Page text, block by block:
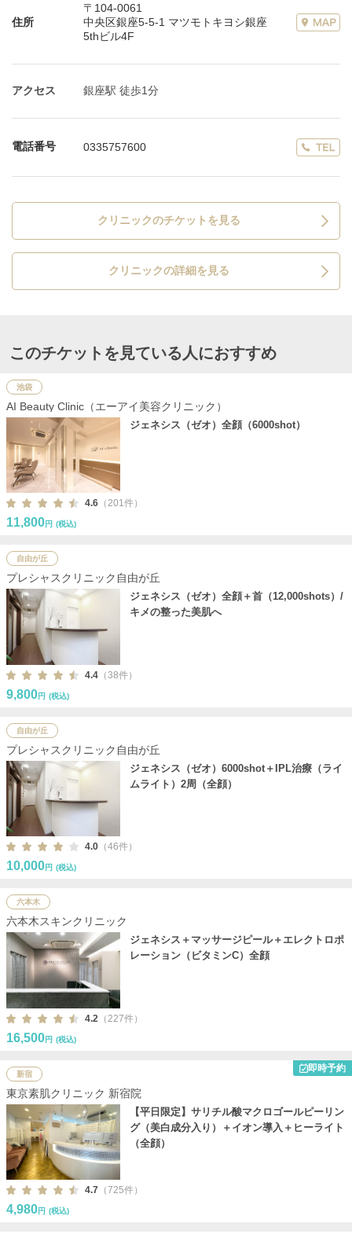
住所
〒104-0061
中央区銀座5-5-1 マツモトキヨシ銀座
5thビル4F
アクセス 銀座駅 徒歩1分
電話番号 0335757600
クリニックのチケットを見る
クリニックの詳細を見る
このチケットを見ている人におすすめ
池袋
AI Beauty Clinic（エーアイ美容クリニック）
ジェネシス（ゼオ）全顔（6000shot）
4.6 （201件）
11,800円 (税込)
自由が丘
プレシャスクリニック自由が丘
ジェネシス（ゼオ）全顔＋首（12,000shots）/
キメの整った美肌へ
4.4 （38件）
9,800円 (税込)
自由が丘
プレシャスクリニック自由が丘
ジェネシス（ゼオ）6000shot＋IPL治療（ライ
ムライト）2周（全顔）
4.0 （46件）
10,000円 (税込)
六本木
六本木スキンクリニック
ジェネシス＋マッサージピール＋エレクトロポ
レーション（ビタミンC）全顔
4.2 （227件）
16,500円 (税込)
新宿
即時予約
東京素肌クリニック 新宿院
【平日限定】サリチル酸マクロゴールピーリン
グ（美白成分入り）＋イオン導入＋ヒーライト
（全顔）
4.7 （725件）
4,980円 (税込)